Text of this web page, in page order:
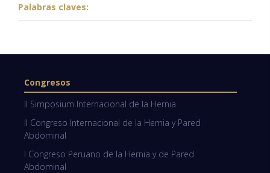
Palabras claves:
Congresos
II Simposium Internacional de la Hernia
II Congreso Internacional de la Hernia y Pared
Abdominal
I Congreso Peruano de la Hernia y de Pared
Abdominal